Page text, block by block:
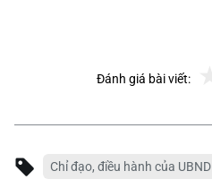
Đánh giá bài viết:
Chỉ đạo, điều hành của UBND